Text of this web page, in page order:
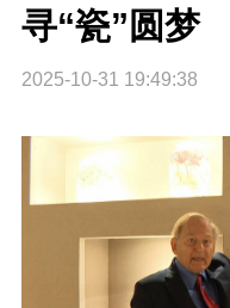
寻“瓷”圆梦
2025-10-31 19:49:38